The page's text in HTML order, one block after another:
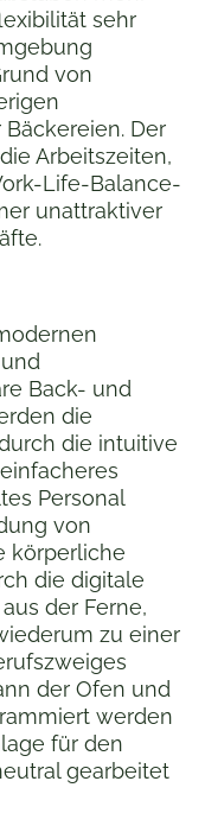
sehr
von
Der
Arbeitszeiten,
Life-Balance-
unattraktiver
Back- und
die
die intuitive
Personal
von
körperliche
die digitale
der Ferne,
zu einer
der Ofen und
werden
für den
gearbeitet